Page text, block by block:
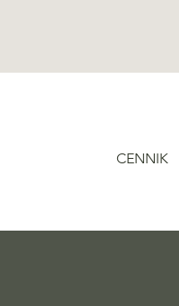
CENNIK